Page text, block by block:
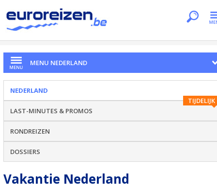
MENU NEDERLAND
NEDERLAND
TIJDELIJK
LAST-MINUTES & PROMOS
RONDREIZEN
DOSSIERS
Vakantie Nederland